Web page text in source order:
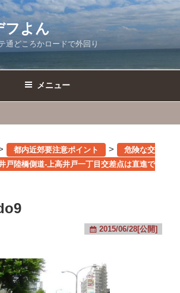
フよん
通どころかロードで外回り
メニュー
都内近郊要注意ポイント >
危険な交
戸陸橋側道-上高井戸一丁目交差点は直進で
2015/06/28[公開]